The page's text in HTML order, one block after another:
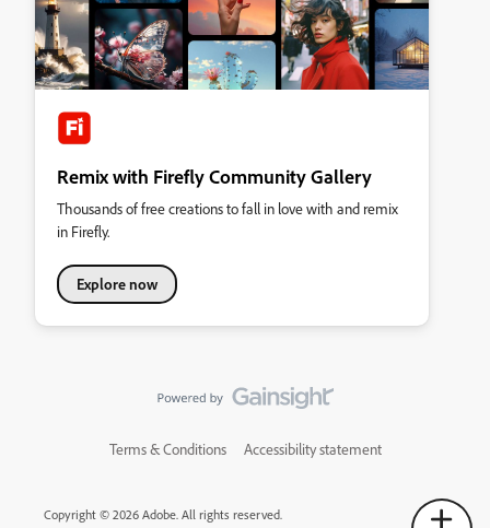
Remix with Firefly Community Gallery
Thousands of free creations to fall in love with and remix
in Firefly.
Explore now
Terms & Conditions Accessibility statement
Copyright © 2026 Adobe. All rights reserved.